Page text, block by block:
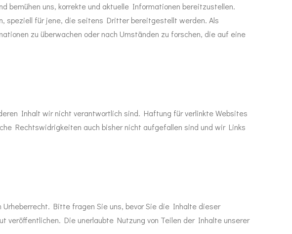
uns, korrekte und aktuelle Informationen bereitzustellen.
speziell für jene, die seitens Dritter bereitgestellt werden. Als
zu überwachen oder nach Umständen zu forschen, die auf eine
Inhalt wir nicht verantwortlich sind. Haftung für verlinkte Websites
Rechtswidrigkeiten auch bisher nicht aufgefallen sind und wir Links
Bitte fragen Sie uns, bevor Sie die Inhalte dieser
Die unerlaubte Nutzung von Teilen der Inhalte unserer